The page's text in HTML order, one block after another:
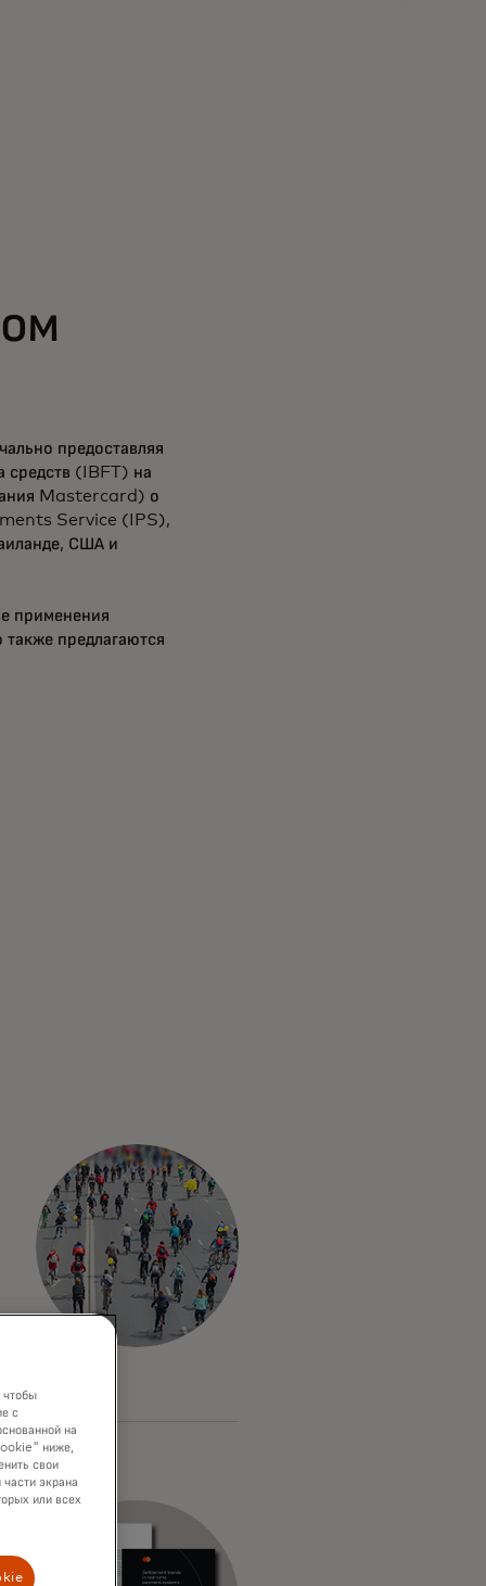
предоставляя
средств (IBFT) на
Mastercard) о
Service (IPS),
США и
применения
предлагаются
с
на
ниже,
свои
экрана
или всех